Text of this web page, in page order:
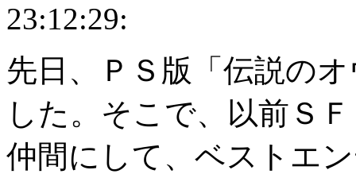
23:12:29:
先日、ＰＳ版「伝説の
した。そこで、以前Ｓ
仲間にして、ベストエ